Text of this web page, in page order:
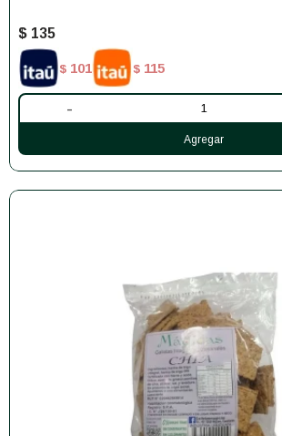
$ 135
$ 101 $ 115
-